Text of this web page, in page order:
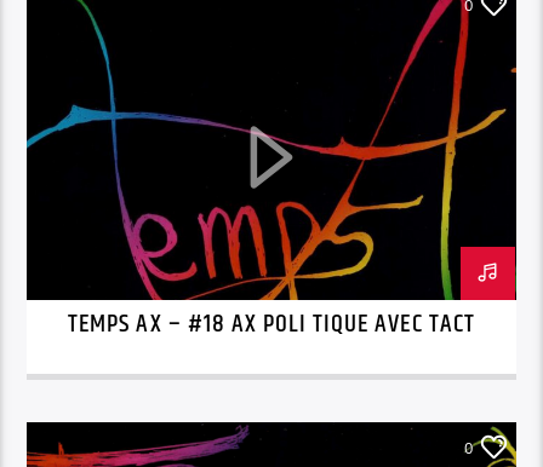
0
TEMPS AX – #18 AX POLI TIQUE AVEC TACT
0